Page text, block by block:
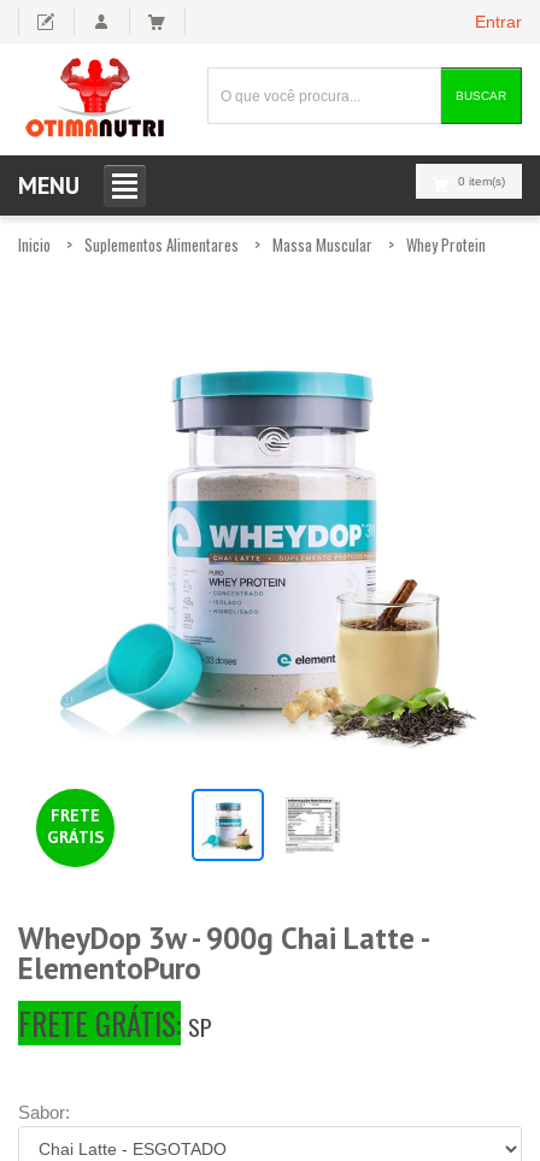
Entrar
BUSCAR
0 item(s)
MENU
Inicio Suplementos Alimentares Massa Muscular Whey Protein
FRETE
GRÁTIS
WheyDop 3w - 900g Chai Latte -
ElementoPuro
FRETE GRÁTIS: SP
Sabor: